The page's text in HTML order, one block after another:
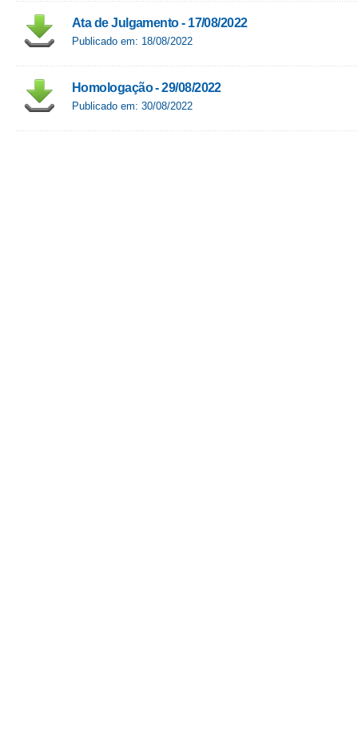
Ata de Julgamento - 17/08/2022
Publicado em: 18/08/2022
Homologação - 29/08/2022
Publicado em: 30/08/2022